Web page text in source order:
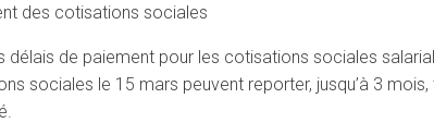
des cotisations sociales
délais de paiement pour les cotisations sociales
sociales le 15 mars peuvent reporter, jusqu’à 3